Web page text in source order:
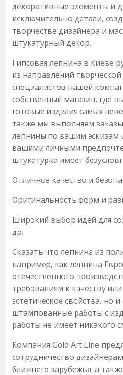
декоративные элементы и
исключительно детали,
творчестве дизайнера и
штукатурный декор.
Гипсовая лепнина в Киеве
из направлений
специалистов нашей
собственный магазин, где
готовые изделия самых
также мы выполняем
лепнины по вашим эскизам
вашими личными
штукатурка имеет
Отличное качество и
Оригинальность форм и
Широкий выбор идей для
др.
Сказать что лепнина из
например, как лепнина
отечественного
требованиям к качеству
эстетическое свойства, но
штампованные работы с
работы не имеет никакого
Компания Gold Art Line
сотрудничество
ближнего зарубежья, а